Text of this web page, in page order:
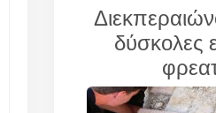
δύσκολες